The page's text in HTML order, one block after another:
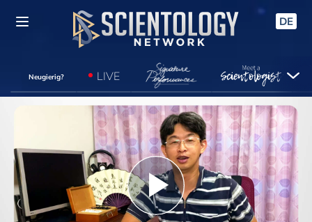
DE
Neugierig? LIVE
Play